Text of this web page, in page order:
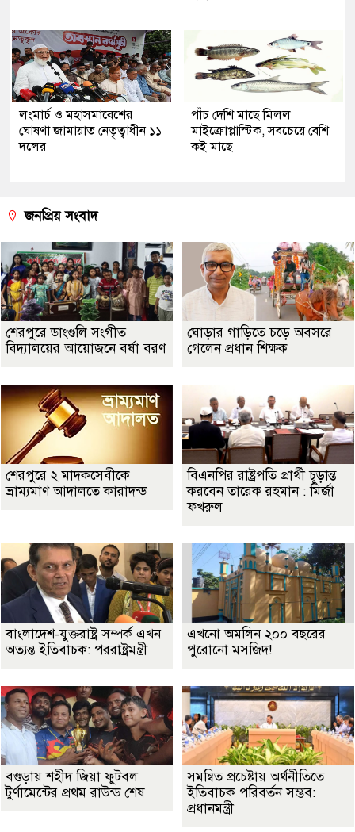
লংমার্চ ও মহাসমাবেশের
ঘোষণা জামায়াত নেতৃত্বাধীন ১১
দলের
পাঁচ দেশি মাছে মিলল
মাইক্রোপ্লাস্টিক, সবচেয়ে বেশি
কই মাছে
জনপ্রিয় সংবাদ
শেরপুরে ডাংগুলি সংগীত
বিদ্যালয়ের আয়োজনে বর্ষা বরণ
ঘোড়ার গাড়িতে চড়ে অবসরে
গেলেন প্রধান শিক্ষক
শেরপুরে ২ মাদকসেবীকে
ভ্রাম্যমাণ আদালতে কারাদন্ড
বিএনপির রাষ্ট্রপতি প্রার্থী চূড়ান্ত
করবেন তারেক রহমান : মির্জা
ফখরুল
বাংলাদেশ-যুক্তরাষ্ট্র সম্পর্ক এখন
অত্যন্ত ইতিবাচক: পররাষ্ট্রমন্ত্রী
এখনো অমলিন ২০০ বছরের
পুরোনো মসজিদ!
বগুড়ায় শহীদ জিয়া ফুটবল
টুর্ণামেন্টের প্রথম রাউন্ড শেষ
সমন্বিত প্রচেষ্টায় অর্থনীতিতে
ইতিবাচক পরিবর্তন সম্ভব:
প্রধানমন্ত্রী